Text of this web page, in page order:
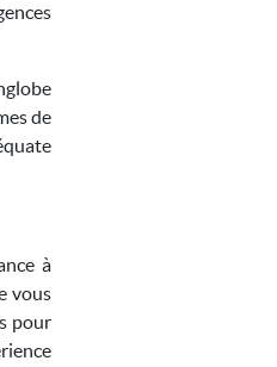
de
à
vous
pour